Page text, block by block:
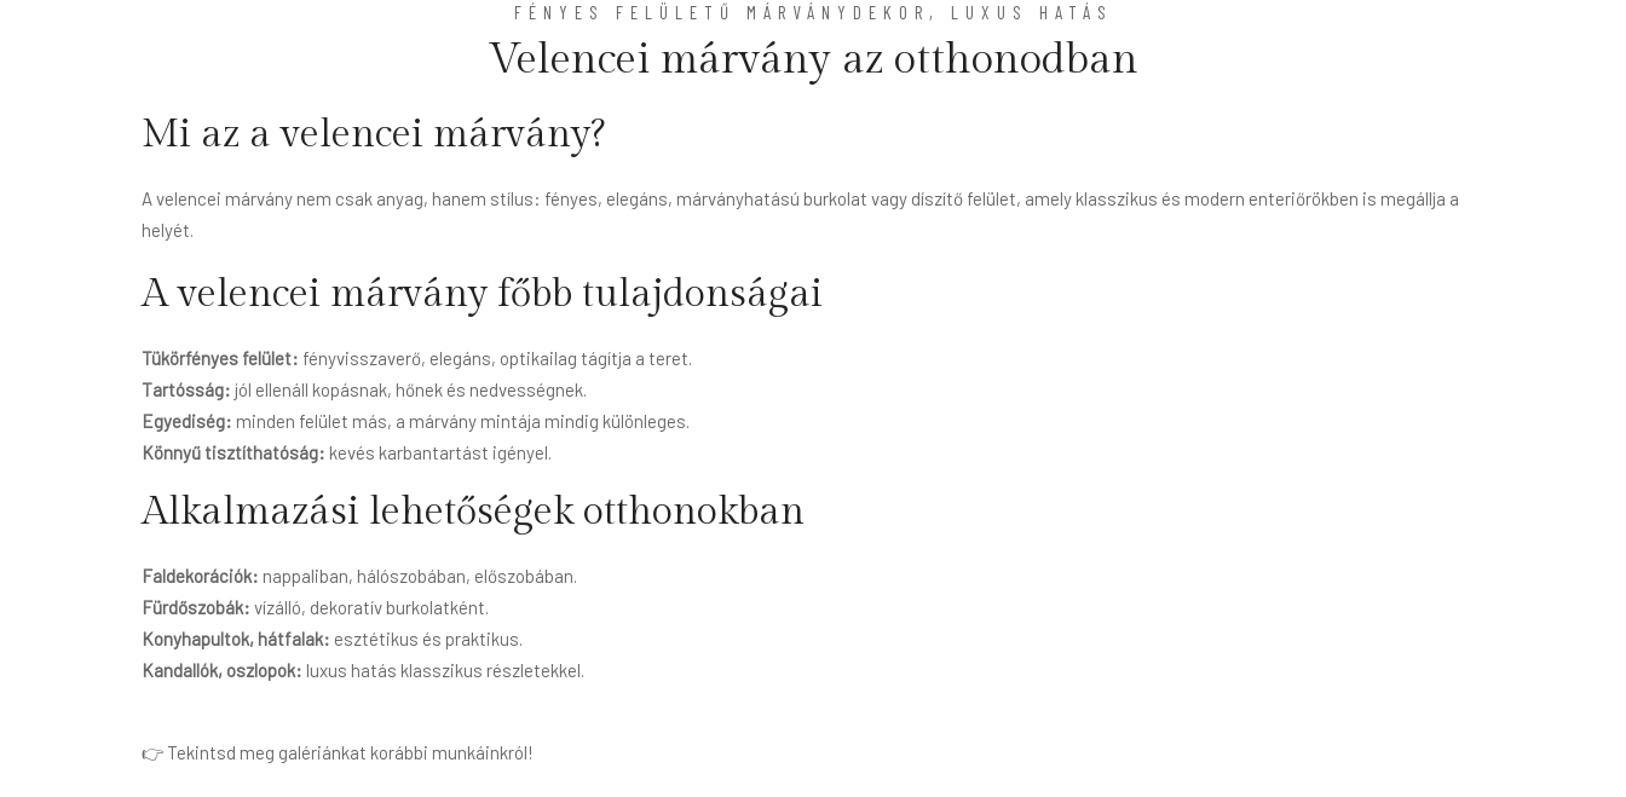
FÉNYES FELÜLETŰ MÁRVÁNYDEKOR, LUXUS HATÁS
Velencei márvány az otthonodban
Mi az a velencei márvány?
A velencei márvány nem csak anyag, hanem stílus: fényes, elegáns, márványhatású burkolat vagy díszítő felület, amely klasszikus és modern enteriőrökben is megállja a
helyét.
A velencei márvány főbb tulajdonságai
Tükörfényes felület: fényvisszaverő, elegáns, optikailag tágítja a teret.
Tartósság: jól ellenáll kopásnak, hőnek és nedvességnek.
Egyediség: minden felület más, a márvány mintája mindig különleges.
Könnyű tisztíthatóság: kevés karbantartást igényel.
Alkalmazási lehetőségek otthonokban
Faldekorációk: nappaliban, hálószobában, előszobában.
Fürdőszobák: vízálló, dekoratív burkolatként.
Konyhapultok, hátfalak: esztétikus és praktikus.
Kandallók, oszlopok: luxus hatás klasszikus részletekkel.
👉 Tekintsd meg galériánkat korábbi munkáinkról!